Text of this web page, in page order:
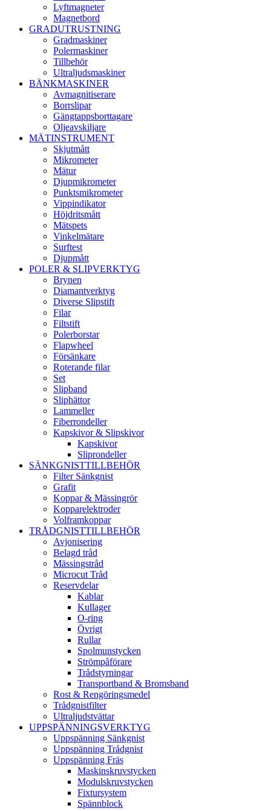
Lyftmagneter
Magnetbord
GRADUTRUSTNING
Gradmaskiner
Polermaskiner
Tillbehör
Ultraljudsmaskiner
BÄNKMASKINER
Avmagnitiserare
Borrslipar
Gängtappsborttagare
Oljeavskiljare
MÄTINSTRUMENT
Skjutmått
Mikrometer
Mätur
Djupmikrometer
Punktsmikrometer
Vippindikator
Höjdritsmått
Mätspets
Vinkelmätare
Surftest
Djupmått
POLER & SLIPVERKTYG
Brynen
Diamantverktyg
Diverse Slipstift
Filar
Filtstift
Polerborstar
Flapwheel
Försänkare
Roterande filar
Set
Slipband
Sliphättor
Lammeller
Fiberrondeller
Kapskivor & Slipskivor
Kapskivor
Sliprondeller
SÄNKGNISTTILLBEHÖR
Filter Sänkgnist
Grafit
Koppar & Mässingrör
Kopparelektroder
Volframkoppar
TRÅDGNISTTILLBEHÖR
Avjonisering
Belagd tråd
Mässingstråd
Microcut Tråd
Reservdelar
Kablar
Kullager
O-ring
Övrigt
Rullar
Spolmunstycken
Strömpåförare
Trådstyrningar
Transportband & Bromsband
Rost & Rengöringsmedel
Trådgnistfilter
Ultraljudstvättar
UPPSPÄNNINGSVERKTYG
Uppspänning Sänkgnist
Uppspänning Trådgnist
Uppspänning Fräs
Maskinskruvstycken
Modulskruvstycken
Fixtursystem
Spännblock